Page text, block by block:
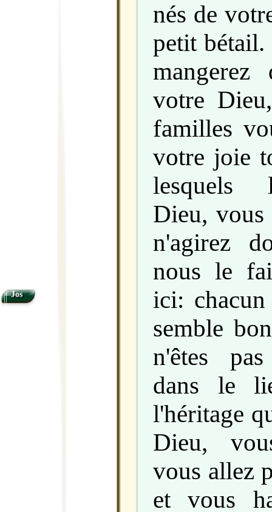
nés de
petit bétail.
mangerez
votre
familles
votre joie
lesquels
Dieu, vous
n'agirez
nous le
ici:
semble
n'êtes
dans le
l'héritage
Dieu,
vous allez
et vous
Jos